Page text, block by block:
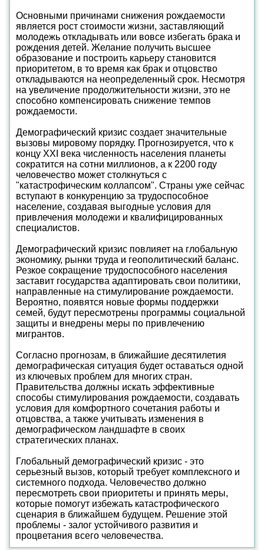
Основными причинами снижения рождаемости
является рост стоимости жизни, заставляющий
молодежь откладывать или вовсе избегать брака и
рождения детей. Желание получить высшее
образование и построить карьеру становится
приоритетом, в то время как брак и отцовство
откладываются на неопределенный срок. Несмотря
на увеличение продолжительности жизни, это не
способно компенсировать снижение темпов
рождаемости.
Демографический кризис создает значительные
вызовы мировому порядку. Прогнозируется, что к
концу XXI века численность населения планеты
сократится на сотни миллионов, а к 2200 году
человечество может столкнуться с
"катастрофическим коллапсом". Страны уже сейчас
вступают в конкуренцию за трудоспособное
население, создавая выгодные условия для
привлечения молодежи и квалифицированных
специалистов.
Демографический кризис повлияет на глобальную
экономику, рынки труда и геополитический баланс.
Резкое сокращение трудоспособного населения
заставит государства адаптировать свои политики,
направленные на стимулирование рождаемости.
Вероятно, появятся новые формы поддержки
семей, будут пересмотрены программы социальной
защиты и внедрены меры по привлечению
мигрантов.
Согласно прогнозам, в ближайшие десятилетия
демографическая ситуация будет оставаться одной
из ключевых проблем для многих стран.
Правительства должны искать эффективные
способы стимулирования рождаемости, создавать
условия для комфортного сочетания работы и
отцовства, а также учитывать изменения в
демографическом ландшафте в своих
стратегических планах.
Глобальный демографический кризис - это
серьезный вызов, который требует комплексного и
системного подхода. Человечество должно
пересмотреть свои приоритеты и принять меры,
которые помогут избежать катастрофического
сценария в ближайшем будущем. Решение этой
проблемы - залог устойчивого развития и
процветания всего человечества.